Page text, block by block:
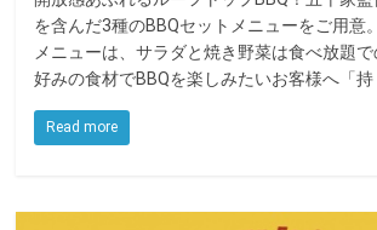
c
e
b
o
o
i
t
e
r
n
e
を含んだ3種のBBQセットメニューをご用意
メニューは、サラダと焼き野菜は食べ放題
好みの食材でBBQを楽しみたいお客様へ「持
Read more